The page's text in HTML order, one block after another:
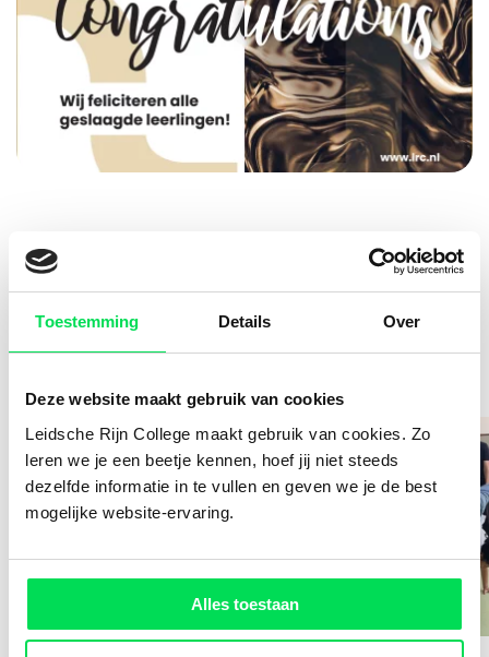
Toestemming Details Over
Deze website maakt gebruik van cookies
Leidsche Rijn College maakt gebruik van cookies. Zo
leren we je een beetje kennen, hoef jij niet steeds
dezelfde informatie in te vullen en geven we je de best
mogelijke website-ervaring.
Alles toestaan
Recent nieuws